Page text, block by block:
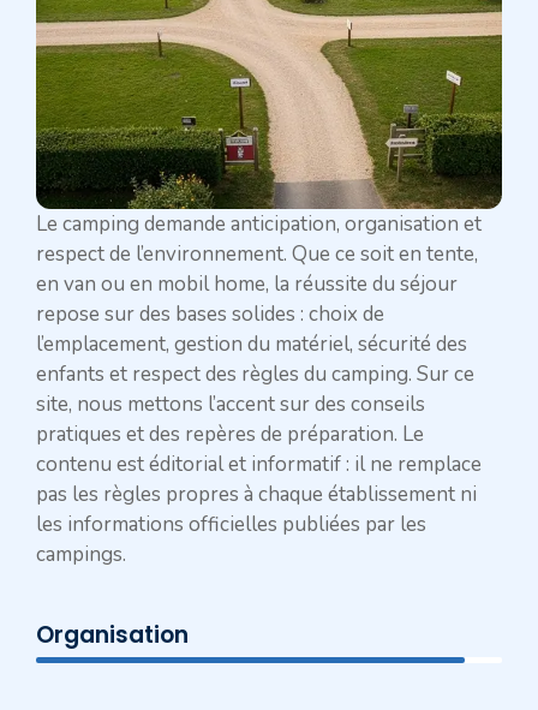
Le camping demande anticipation, organisation et
respect de l’environnement. Que ce soit en tente,
en van ou en mobil home, la réussite du séjour
repose sur des bases solides : choix de
l’emplacement, gestion du matériel, sécurité des
enfants et respect des règles du camping. Sur ce
site, nous mettons l’accent sur des conseils
pratiques et des repères de préparation. Le
contenu est éditorial et informatif : il ne remplace
pas les règles propres à chaque établissement ni
les informations officielles publiées par les
campings.
Organisation